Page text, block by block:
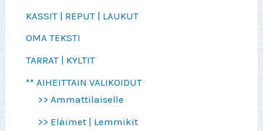
KASSIT | REPUT | LAUKUT
OMA TEKSTI
TARRAT | KYLTIT
** AIHEITTAIN VALIKOIDUT
>> Ammattilaiselle
>> Eläimet | Lemmikit